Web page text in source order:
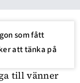
som fått
att tänka på
till vänner